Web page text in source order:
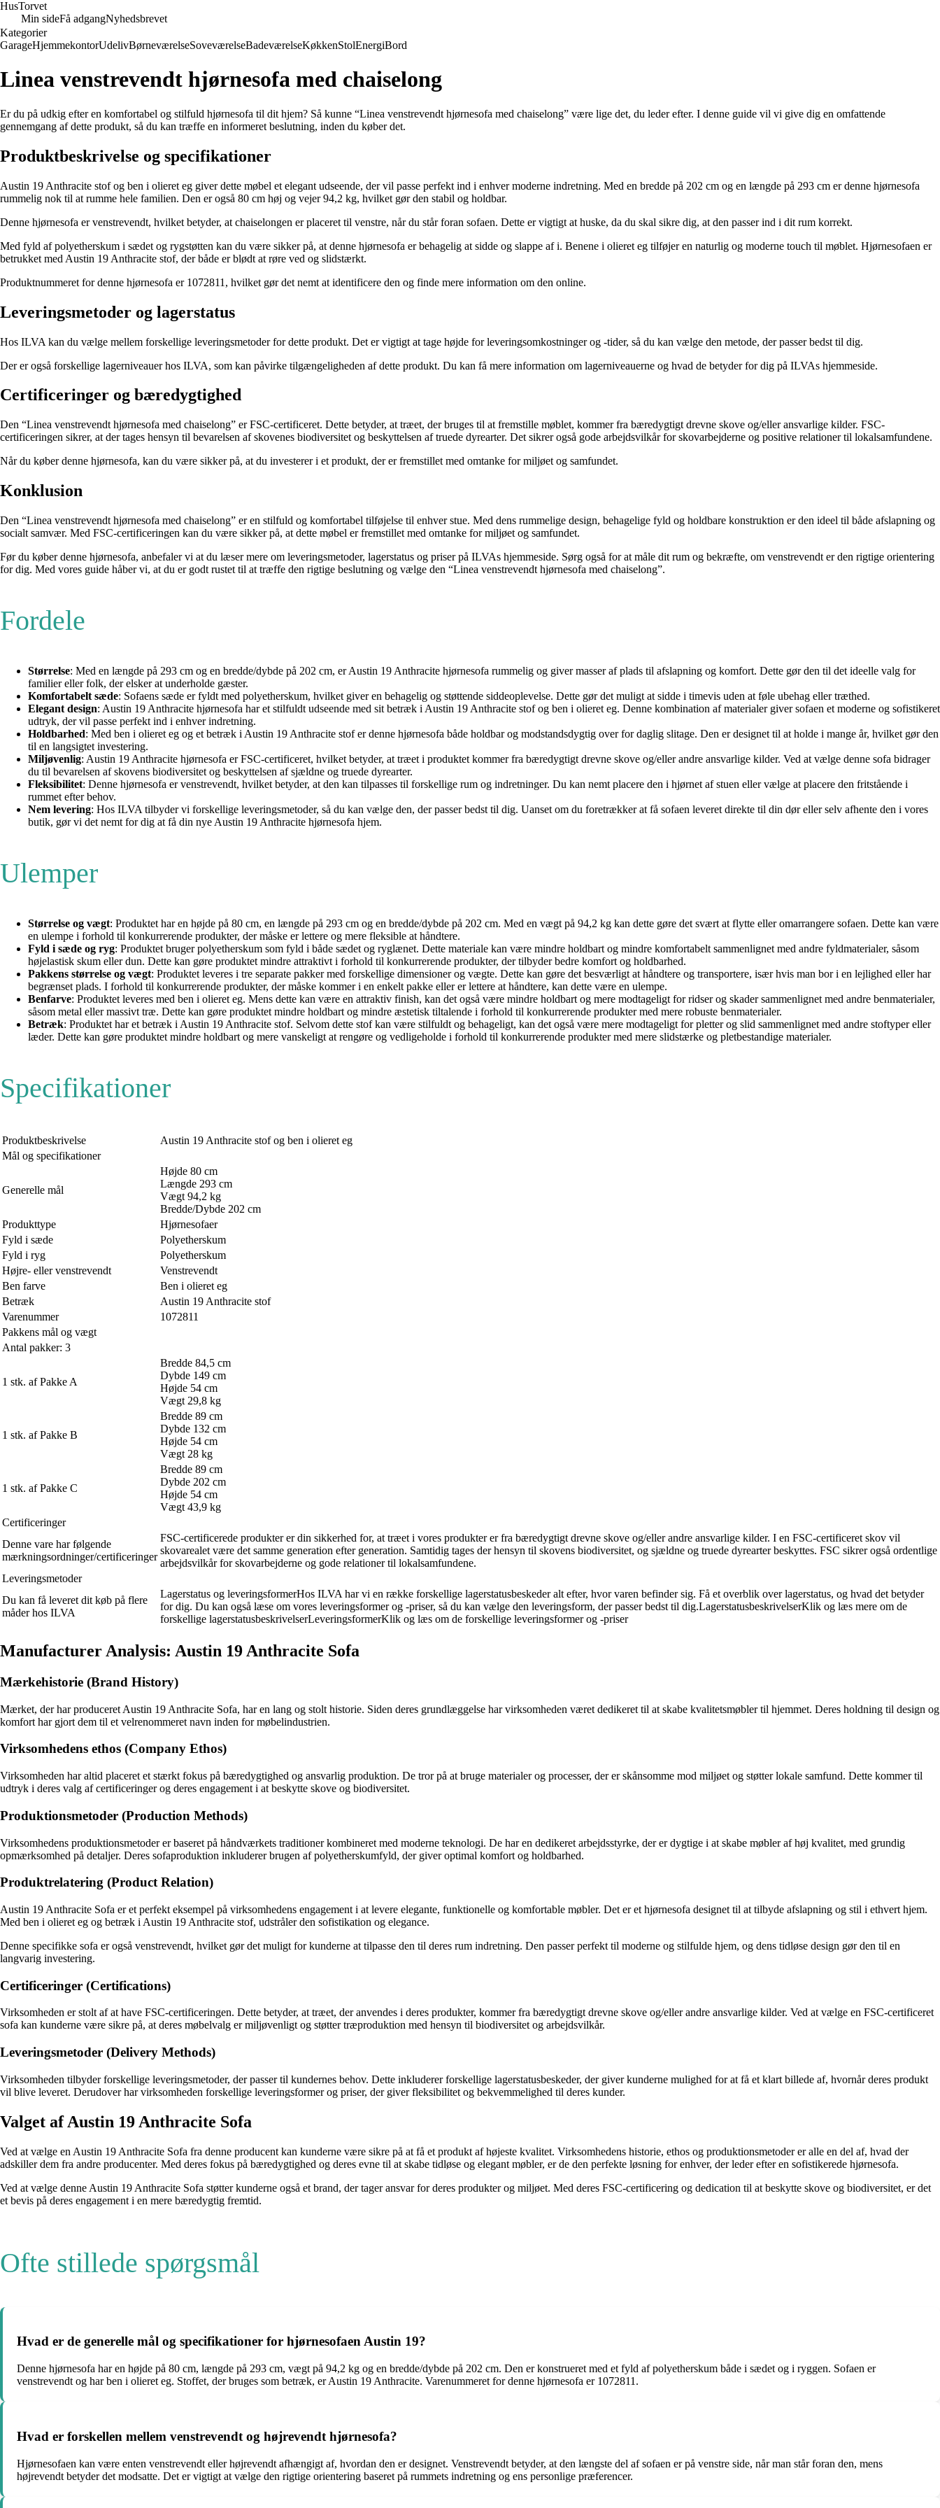
HusTorvet
Min sideFå adgangNyhedsbrevet
Kategorier
GarageHjemmekontorUdelivBørneværelseSoveværelseBadeværelseKøkkenStolEnergiBord
Linea venstrevendt hjørnesofa med chaiselong
Er du på udkig efter en komfortabel og stilfuld hjørnesofa til dit hjem? Så kunne “Linea venstrevendt hjørnesofa med chaiselong” være lige det, du leder efter. I denne guide vil vi give dig en omfattende
gennemgang af dette produkt, så du kan træffe en informeret beslutning, inden du køber det.
Produktbeskrivelse og specifikationer
Austin 19 Anthracite stof og ben i olieret eg giver dette møbel et elegant udseende, der vil passe perfekt ind i enhver moderne indretning. Med en bredde på 202 cm og en længde på 293 cm er denne hjørnesofa
rummelig nok til at rumme hele familien. Den er også 80 cm høj og vejer 94,2 kg, hvilket gør den stabil og holdbar.
Denne hjørnesofa er venstrevendt, hvilket betyder, at chaiselongen er placeret til venstre, når du står foran sofaen. Dette er vigtigt at huske, da du skal sikre dig, at den passer ind i dit rum korrekt.
Med fyld af polyetherskum i sædet og rygstøtten kan du være sikker på, at denne hjørnesofa er behagelig at sidde og slappe af i. Benene i olieret eg tilføjer en naturlig og moderne touch til møblet. Hjørnesofaen er
betrukket med Austin 19 Anthracite stof, der både er blødt at røre ved og slidstærkt.
Produktnummeret for denne hjørnesofa er 1072811, hvilket gør det nemt at identificere den og finde mere information om den online.
Leveringsmetoder og lagerstatus
Hos ILVA kan du vælge mellem forskellige leveringsmetoder for dette produkt. Det er vigtigt at tage højde for leveringsomkostninger og -tider, så du kan vælge den metode, der passer bedst til dig.
Der er også forskellige lagerniveauer hos ILVA, som kan påvirke tilgængeligheden af dette produkt. Du kan få mere information om lagerniveauerne og hvad de betyder for dig på ILVAs hjemmeside.
Certificeringer og bæredygtighed
Den “Linea venstrevendt hjørnesofa med chaiselong” er FSC-certificeret. Dette betyder, at træet, der bruges til at fremstille møblet, kommer fra bæredygtigt drevne skove og/eller ansvarlige kilder. FSC-
certificeringen sikrer, at der tages hensyn til bevarelsen af skovenes biodiversitet og beskyttelsen af truede dyrearter. Det sikrer også gode arbejdsvilkår for skovarbejderne og positive relationer til lokalsamfundene.
Når du køber denne hjørnesofa, kan du være sikker på, at du investerer i et produkt, der er fremstillet med omtanke for miljøet og samfundet.
Konklusion
Den “Linea venstrevendt hjørnesofa med chaiselong” er en stilfuld og komfortabel tilføjelse til enhver stue. Med dens rummelige design, behagelige fyld og holdbare konstruktion er den ideel til både afslapning og
socialt samvær. Med FSC-certificeringen kan du være sikker på, at dette møbel er fremstillet med omtanke for miljøet og samfundet.
Før du køber denne hjørnesofa, anbefaler vi at du læser mere om leveringsmetoder, lagerstatus og priser på ILVAs hjemmeside. Sørg også for at måle dit rum og bekræfte, om venstrevendt er den rigtige orientering
for dig. Med vores guide håber vi, at du er godt rustet til at træffe den rigtige beslutning og vælge den “Linea venstrevendt hjørnesofa med chaiselong”.
Fordele
Størrelse: Med en længde på 293 cm og en bredde/dybde på 202 cm, er Austin 19 Anthracite hjørnesofa rummelig og giver masser af plads til afslapning og komfort. Dette gør den til det ideelle valg for
familier eller folk, der elsker at underholde gæster.
Komfortabelt sæde: Sofaens sæde er fyldt med polyetherskum, hvilket giver en behagelig og støttende siddeoplevelse. Dette gør det muligt at sidde i timevis uden at føle ubehag eller træthed.
Elegant design: Austin 19 Anthracite hjørnesofa har et stilfuldt udseende med sit betræk i Austin 19 Anthracite stof og ben i olieret eg. Denne kombination af materialer giver sofaen et moderne og sofistikeret
udtryk, der vil passe perfekt ind i enhver indretning.
Holdbarhed: Med ben i olieret eg og et betræk i Austin 19 Anthracite stof er denne hjørnesofa både holdbar og modstandsdygtig over for daglig slitage. Den er designet til at holde i mange år, hvilket gør den
til en langsigtet investering.
Miljøvenlig: Austin 19 Anthracite hjørnesofa er FSC-certificeret, hvilket betyder, at træet i produktet kommer fra bæredygtigt drevne skove og/eller andre ansvarlige kilder. Ved at vælge denne sofa bidrager
du til bevarelsen af skovens biodiversitet og beskyttelsen af sjældne og truede dyrearter.
Fleksibilitet: Denne hjørnesofa er venstrevendt, hvilket betyder, at den kan tilpasses til forskellige rum og indretninger. Du kan nemt placere den i hjørnet af stuen eller vælge at placere den fritstående i
rummet efter behov.
Nem levering: Hos ILVA tilbyder vi forskellige leveringsmetoder, så du kan vælge den, der passer bedst til dig. Uanset om du foretrækker at få sofaen leveret direkte til din dør eller selv afhente den i vores
butik, gør vi det nemt for dig at få din nye Austin 19 Anthracite hjørnesofa hjem.
Ulemper
Størrelse og vægt: Produktet har en højde på 80 cm, en længde på 293 cm og en bredde/dybde på 202 cm. Med en vægt på 94,2 kg kan dette gøre det svært at flytte eller omarrangere sofaen. Dette kan være
en ulempe i forhold til konkurrerende produkter, der måske er lettere og mere fleksible at håndtere.
Fyld i sæde og ryg: Produktet bruger polyetherskum som fyld i både sædet og ryglænet. Dette materiale kan være mindre holdbart og mindre komfortabelt sammenlignet med andre fyldmaterialer, såsom
højelastisk skum eller dun. Dette kan gøre produktet mindre attraktivt i forhold til konkurrerende produkter, der tilbyder bedre komfort og holdbarhed.
Pakkens størrelse og vægt: Produktet leveres i tre separate pakker med forskellige dimensioner og vægte. Dette kan gøre det besværligt at håndtere og transportere, især hvis man bor i en lejlighed eller har
begrænset plads. I forhold til konkurrerende produkter, der måske kommer i en enkelt pakke eller er lettere at håndtere, kan dette være en ulempe.
Benfarve: Produktet leveres med ben i olieret eg. Mens dette kan være en attraktiv finish, kan det også være mindre holdbart og mere modtageligt for ridser og skader sammenlignet med andre benmaterialer,
såsom metal eller massivt træ. Dette kan gøre produktet mindre holdbart og mindre æstetisk tiltalende i forhold til konkurrerende produkter med mere robuste benmaterialer.
Betræk: Produktet har et betræk i Austin 19 Anthracite stof. Selvom dette stof kan være stilfuldt og behageligt, kan det også være mere modtageligt for pletter og slid sammenlignet med andre stoftyper eller
læder. Dette kan gøre produktet mindre holdbart og mere vanskeligt at rengøre og vedligeholde i forhold til konkurrerende produkter med mere slidstærke og pletbestandige materialer.
Specifikationer
Produktbeskrivelse
Austin 19 Anthracite stof og ben i olieret eg
Mål og specifikationer
Generelle mål
Højde 80 cm
Længde 293 cm
Vægt 94,2 kg
Bredde/Dybde 202 cm
Produkttype
Hjørnesofaer
Fyld i sæde
Polyetherskum
Fyld i ryg
Polyetherskum
Højre- eller venstrevendt
Venstrevendt
Ben farve
Ben i olieret eg
Betræk
Austin 19 Anthracite stof
Varenummer
1072811
Pakkens mål og vægt
Antal pakker: 3
1 stk. af Pakke A
Bredde 84,5 cm
Dybde 149 cm
Højde 54 cm
Vægt 29,8 kg
1 stk. af Pakke B
Bredde 89 cm
Dybde 132 cm
Højde 54 cm
Vægt 28 kg
1 stk. af Pakke C
Bredde 89 cm
Dybde 202 cm
Højde 54 cm
Vægt 43,9 kg
Certificeringer
Denne vare har følgende
mærkningsordninger/certificeringer
FSC-certificerede produkter er din sikkerhed for, at træet i vores produkter er fra bæredygtigt drevne skove og/eller andre ansvarlige kilder. I en FSC-certificeret skov vil
skovarealet være det samme generation efter generation. Samtidig tages der hensyn til skovens biodiversitet, og sjældne og truede dyrearter beskyttes. FSC sikrer også ordentlige
arbejdsvilkår for skovarbejderne og gode relationer til lokalsamfundene.
Leveringsmetoder
Du kan få leveret dit køb på flere
måder hos ILVA
Lagerstatus og leveringsformerHos ILVA har vi en række forskellige lagerstatusbeskeder alt efter, hvor varen befinder sig. Få et overblik over lagerstatus, og hvad det betyder
for dig. Du kan også læse om vores leveringsformer og -priser, så du kan vælge den leveringsform, der passer bedst til dig.LagerstatusbeskrivelserKlik og læs mere om de
forskellige lagerstatusbeskrivelserLeveringsformerKlik og læs om de forskellige leveringsformer og -priser
Manufacturer Analysis: Austin 19 Anthracite Sofa
Mærkehistorie (Brand History)
Mærket, der har produceret Austin 19 Anthracite Sofa, har en lang og stolt historie. Siden deres grundlæggelse har virksomheden været dedikeret til at skabe kvalitetsmøbler til hjemmet. Deres holdning til design og
komfort har gjort dem til et velrenommeret navn inden for møbelindustrien.
Virksomhedens ethos (Company Ethos)
Virksomheden har altid placeret et stærkt fokus på bæredygtighed og ansvarlig produktion. De tror på at bruge materialer og processer, der er skånsomme mod miljøet og støtter lokale samfund. Dette kommer til
udtryk i deres valg af certificeringer og deres engagement i at beskytte skove og biodiversitet.
Produktionsmetoder (Production Methods)
Virksomhedens produktionsmetoder er baseret på håndværkets traditioner kombineret med moderne teknologi. De har en dedikeret arbejdsstyrke, der er dygtige i at skabe møbler af høj kvalitet, med grundig
opmærksomhed på detaljer. Deres sofaproduktion inkluderer brugen af polyetherskumfyld, der giver optimal komfort og holdbarhed.
Produktrelatering (Product Relation)
Austin 19 Anthracite Sofa er et perfekt eksempel på virksomhedens engagement i at levere elegante, funktionelle og komfortable møbler. Det er et hjørnesofa designet til at tilbyde afslapning og stil i ethvert hjem.
Med ben i olieret eg og betræk i Austin 19 Anthracite stof, udstråler den sofistikation og elegance.
Denne specifikke sofa er også venstrevendt, hvilket gør det muligt for kunderne at tilpasse den til deres rum indretning. Den passer perfekt til moderne og stilfulde hjem, og dens tidløse design gør den til en
langvarig investering.
Certificeringer (Certifications)
Virksomheden er stolt af at have FSC-certificeringen. Dette betyder, at træet, der anvendes i deres produkter, kommer fra bæredygtigt drevne skove og/eller andre ansvarlige kilder. Ved at vælge en FSC-certificeret
sofa kan kunderne være sikre på, at deres møbelvalg er miljøvenligt og støtter træproduktion med hensyn til biodiversitet og arbejdsvilkår.
Leveringsmetoder (Delivery Methods)
Virksomheden tilbyder forskellige leveringsmetoder, der passer til kundernes behov. Dette inkluderer forskellige lagerstatusbeskeder, der giver kunderne mulighed for at få et klart billede af, hvornår deres produkt
vil blive leveret. Derudover har virksomheden forskellige leveringsformer og priser, der giver fleksibilitet og bekvemmelighed til deres kunder.
Valget af Austin 19 Anthracite Sofa
Ved at vælge en Austin 19 Anthracite Sofa fra denne producent kan kunderne være sikre på at få et produkt af højeste kvalitet. Virksomhedens historie, ethos og produktionsmetoder er alle en del af, hvad der
adskiller dem fra andre producenter. Med deres fokus på bæredygtighed og deres evne til at skabe tidløse og elegant møbler, er de den perfekte løsning for enhver, der leder efter en sofistikerede hjørnesofa.
Ved at vælge denne Austin 19 Anthracite Sofa støtter kunderne også et brand, der tager ansvar for deres produkter og miljøet. Med deres FSC-certificering og dedication til at beskytte skove og biodiversitet, er det
et bevis på deres engagement i en mere bæredygtig fremtid.
Ofte stillede spørgsmål
Hvad er de generelle mål og specifikationer for hjørnesofaen Austin 19?
Denne hjørnesofa har en højde på 80 cm, længde på 293 cm, vægt på 94,2 kg og en bredde/dybde på 202 cm. Den er konstrueret med et fyld af polyetherskum både i sædet og i ryggen. Sofaen er
venstrevendt og har ben i olieret eg. Stoffet, der bruges som betræk, er Austin 19 Anthracite. Varenummeret for denne hjørnesofa er 1072811.
Hvad er forskellen mellem venstrevendt og højrevendt hjørnesofa?
Hjørnesofaen kan være enten venstrevendt eller højrevendt afhængigt af, hvordan den er designet. Venstrevendt betyder, at den længste del af sofaen er på venstre side, når man står foran den, mens
højrevendt betyder det modsatte. Det er vigtigt at vælge den rigtige orientering baseret på rummets indretning og ens personlige præferencer.